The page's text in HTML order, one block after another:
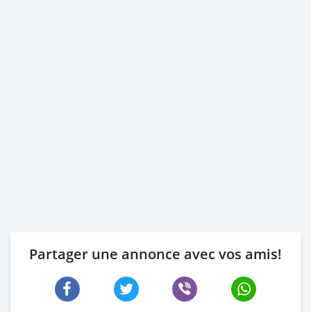
Partager une annonce avec vos amis!